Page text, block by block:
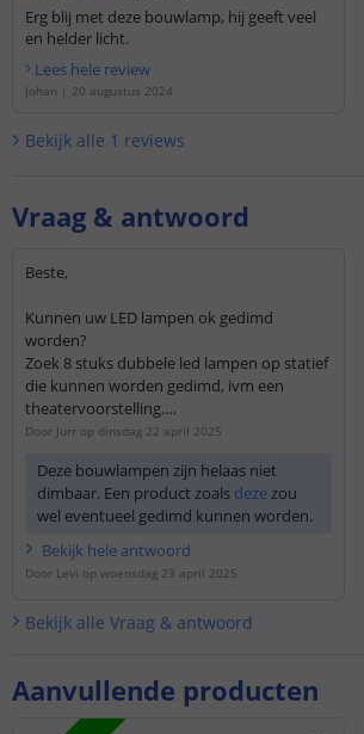
Aanvullende producten
Erg blij met deze bouwlamp, hij geeft veel
en helder licht.
Lees hele review
Johan | 20 augustus 2024
Bekijk alle 1 reviews
Vraag & antwoord
Beste,
Kunnen uw LED lampen ok gedimd
worden?
Zoek 8 stuks dubbele led lampen op statief
die kunnen worden gedimd, ivm een
theatervoorstelling.
Met vriendelijke groeten Jurr
Door Jurr op dinsdag 22 april 2025
Deze bouwlampen zijn helaas niet
dimbaar. Een product zoals dezezou
wel eventueel gedimd kunnen worden.
Bekijk hele antwoord
Door Levi op woensdag 23 april 2025
Bekijk alle Vraag & antwoord